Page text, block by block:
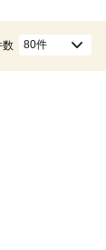
数 80件